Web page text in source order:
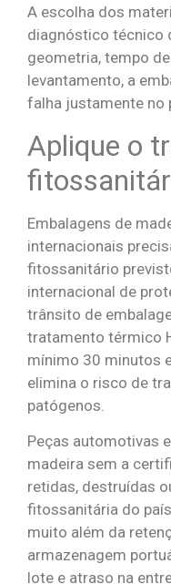
A escolha dos
diagnóstico técnico
geometria, tempo
levantamento, a
falha justamente no
Aplique o
Embalagens de
internacionais
fitossanitário
internacional de
trânsito de
tratamento térmico
mínimo 30 minutos
elimina o risco de
patógenos.
Peças automotivas
madeira sem a
retidas, destruídas
fitossanitária do
muito além da
armazenagem
lote e atraso na